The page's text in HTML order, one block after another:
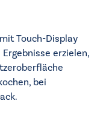
Touch-Display
erzielen,
bei